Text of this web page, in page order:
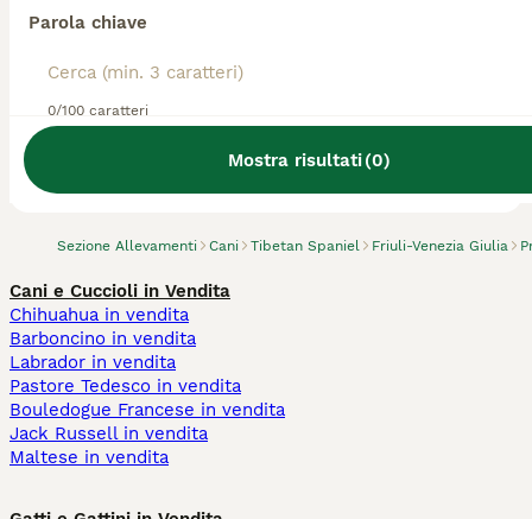
Parola chiave
0/100 caratteri
Mostra risultati(0)
Sezione Allevamenti Cani Tibetan Spaniel Friuli-Venezia Giulia
Abbiamo trovato 0 Allevamento di Tibetan
Spaniel, Pordenone.
Cani e Cuccioli in Vendita
Chihuahua in vendita
Barboncino in vendita
Labrador in vendita
Pastore Tedesco in vendita
Bouledogue Francese in vendita
Jack Russell in vendita
Maltese in vendita